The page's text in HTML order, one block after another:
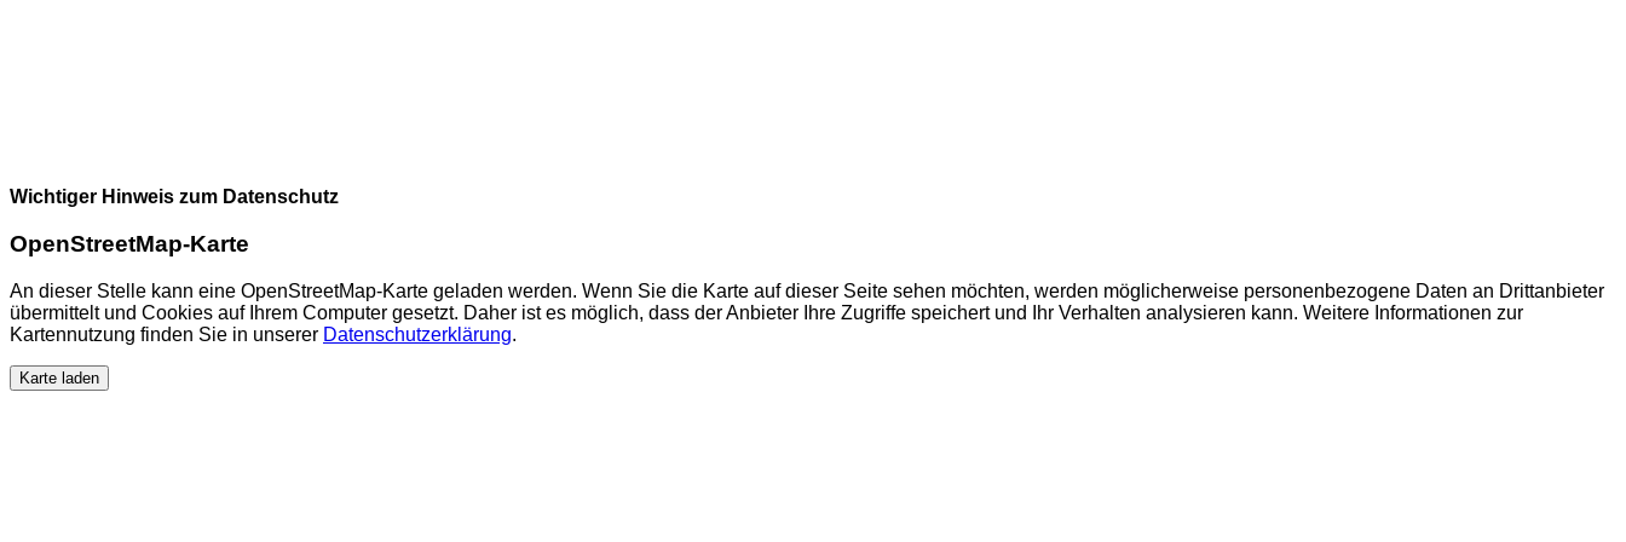
Wichtiger Hinweis zum Datenschutz
OpenStreetMap-Karte
An dieser Stelle kann eine OpenStreetMap-Karte geladen werden. Wenn Sie die Karte auf dieser Seite sehen möchten, werden möglicherweise personenbezogene Daten an Drittanbieter
übermittelt und Cookies auf Ihrem Computer gesetzt. Daher ist es möglich, dass der Anbieter Ihre Zugriffe speichert und Ihr Verhalten analysieren kann. Weitere Informationen zur
Kartennutzung finden Sie in unserer Datenschutzerklärung.
Karte laden